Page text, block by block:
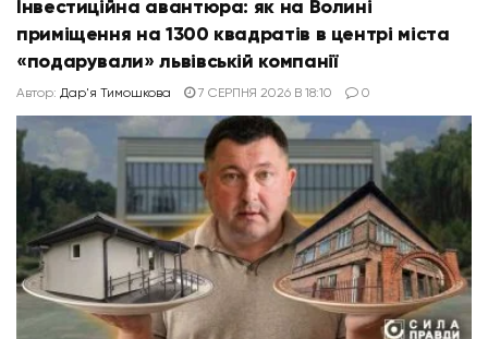
Інвестиційна авантюра: як на Волині
приміщення на 1300 квадратів в центрі міста
«подарували» львівській компанії
Автор: Дар'я Тимошкова 7 СЕРПНЯ 2026 В 18:10 0